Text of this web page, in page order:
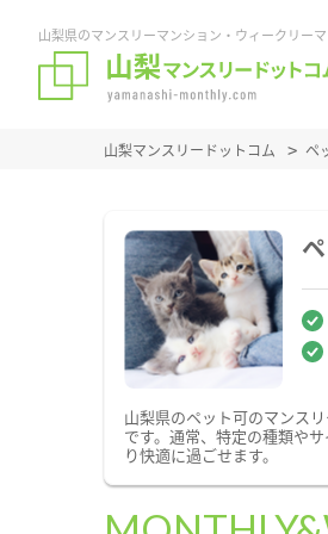
山梨県のマンスリーマンション・ウィークリー
山梨マンスリードットコム ペ
山梨県のペット可のマンス
です。通常、特定の種類や
り快適に過ごせます。